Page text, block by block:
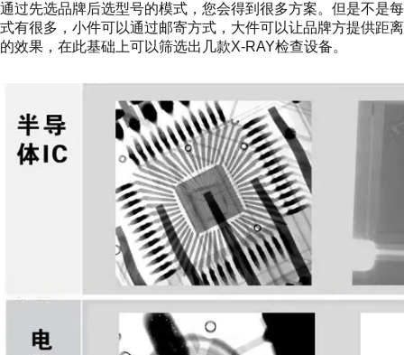
通过先选品牌后选型号的模式，您会得到很多方案。但是不是
式有很多，小件可以通过邮寄方式，大件可以让品牌方提供距
的效果，在此基础上可以筛选出几款X-RAY检查设备。